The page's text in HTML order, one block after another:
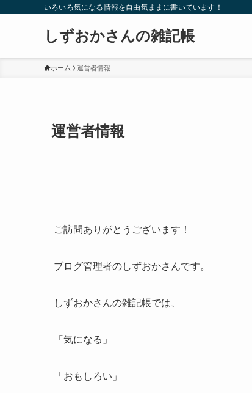
いろいろ気になる情報を自由気ままに書いています！
しずおかさんの雑記帳
ホーム 運営者情報
運営者情報
ご訪問ありがとうございます！
ブログ管理者のしずおかさんです。
しずおかさんの雑記帳では、
「気になる」
「おもしろい」